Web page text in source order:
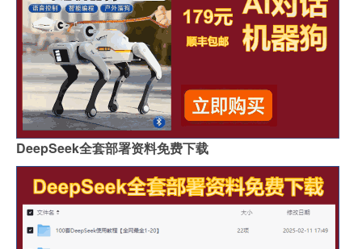
DeepSeek全套部署资料免费下载